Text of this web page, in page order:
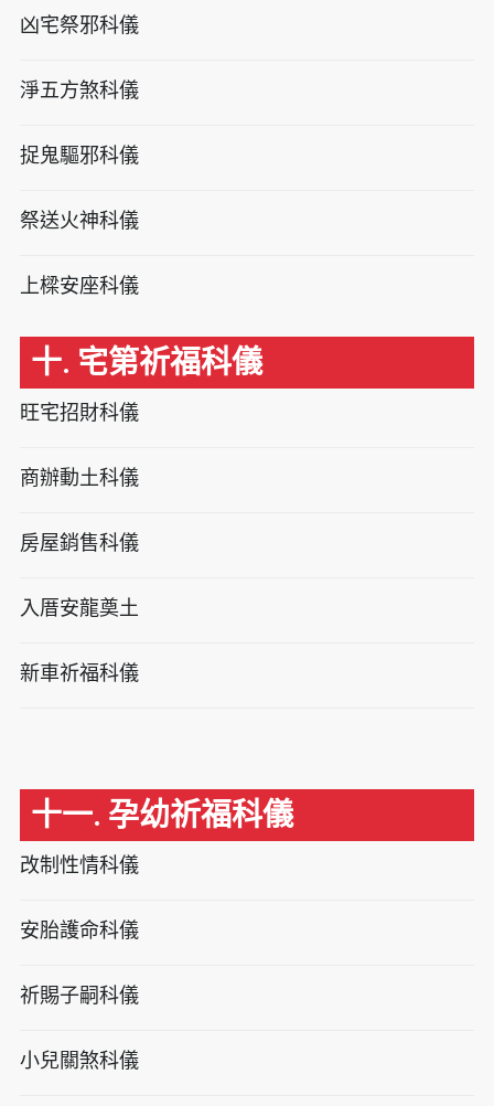
凶宅祭邪科儀
淨五方煞科儀
捉鬼驅邪科儀
祭送火神科儀
上樑安座科儀
十. 宅第祈福科儀
旺宅招財科儀
商辦動土科儀
房屋銷售科儀
入厝安龍奠土
新車祈福科儀
十一. 孕幼祈福科儀
改制性情科儀
安胎護命科儀
祈賜子嗣科儀
小兒關煞科儀